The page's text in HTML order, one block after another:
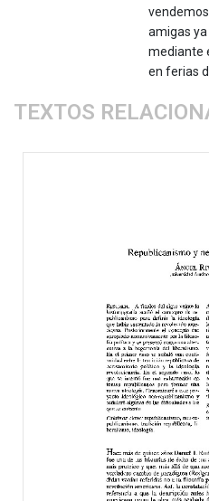
amigas
mediante
en ferias
TEXTOS